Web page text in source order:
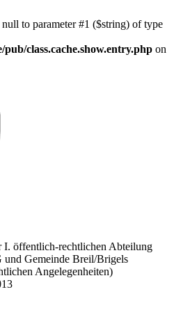
null to parameter #1 ($string) of type
class.cache.show.entry.php on
I. öffentlich-rechtlichen Abteilung
Gemeinde Breil/Brigels
Angelegenheiten)